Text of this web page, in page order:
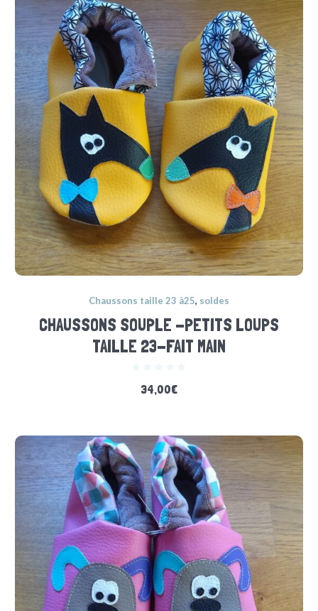
Chaussons taille 23 à25, soldes
CHAUSSONS SOUPLE -PETITS LOUPS
TAILLE 23-FAIT MAIN
34,00€